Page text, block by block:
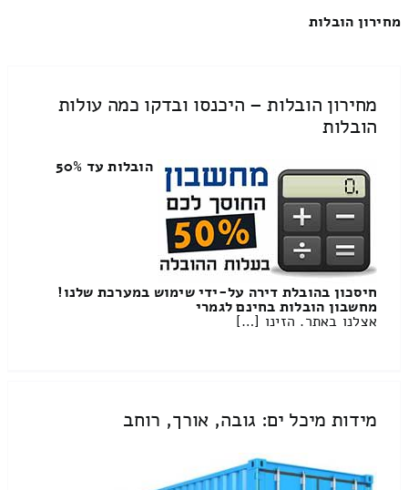
מחירון הובלות
מחירון הובלות – היכנסו ובדקו כמה עולות
הובלות
הובלות עד 50%
חיסכון בהובלת דירה על-ידי שימוש במערכת שלנו!
מחשבון הובלות בחינם לגמרי
אצלנו באתר. הזינו […]
מידות מיכל ים: גובה, אורך, רוחב